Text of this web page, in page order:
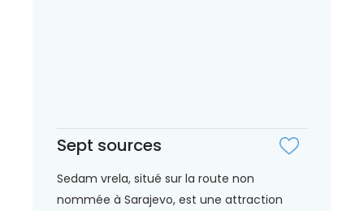
Sept sources
Sedam vrela, situé sur la route non
nommée à Sarajevo, est une attraction